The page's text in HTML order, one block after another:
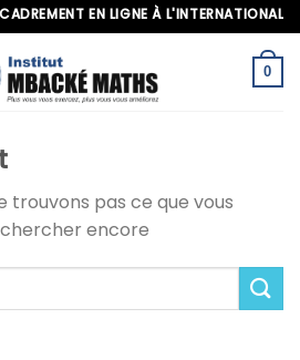
EN LIGNE À L'INTERNATIONAL,
0
trouvons pas ce que vous
encore